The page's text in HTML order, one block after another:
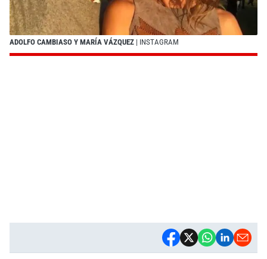
ADOLFO CAMBIASO Y MARÍA VÁZQUEZ | INSTAGRAM